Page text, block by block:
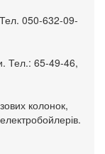
050-632-09-
Тел.: 65-49-46,
колонок,